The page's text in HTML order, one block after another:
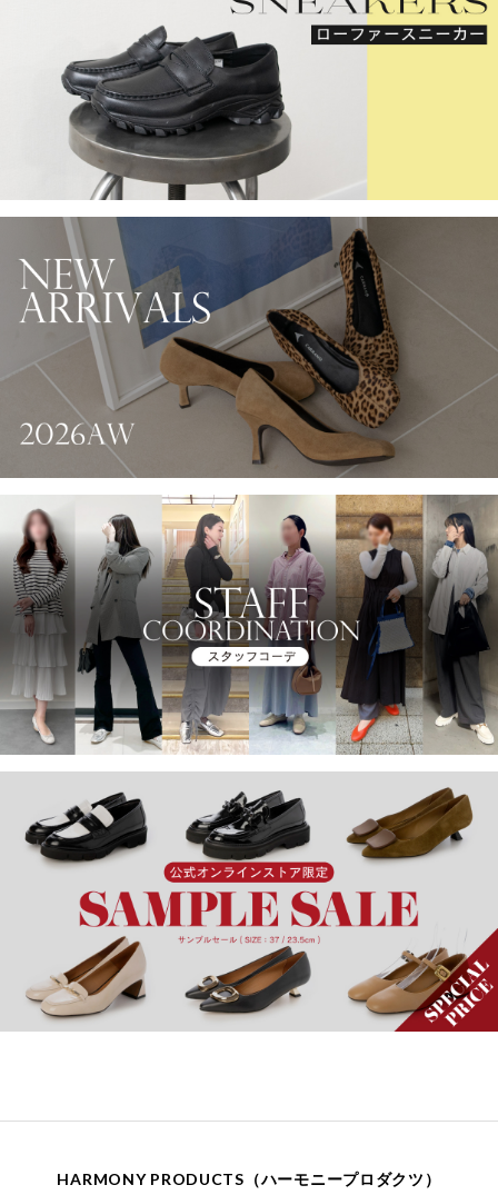
HARMONY PRODUCTS（ハーモニープロダクツ）